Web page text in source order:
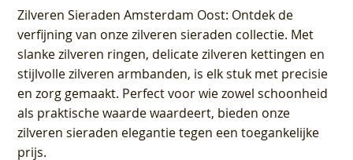
Zilveren Sieraden Amsterdam Oost: Ontdek de
verfijning van onze zilveren sieraden collectie. Met
slanke zilveren ringen, delicate zilveren kettingen en
stijlvolle zilveren armbanden, is elk stuk met precisie
en zorg gemaakt. Perfect voor wie zowel schoonheid
als praktische waarde waardeert, bieden onze
zilveren sieraden elegantie tegen een toegankelijke
prijs.